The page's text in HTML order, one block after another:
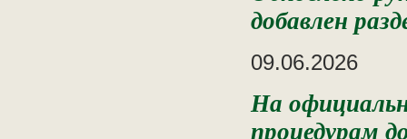
добавлен
09.06.2026
На
процедурам